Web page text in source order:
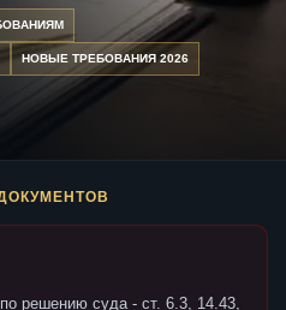
НОВЫЕ ТРЕБОВАНИЯ 2026
решению суда - ст. 6.3, 14.43,